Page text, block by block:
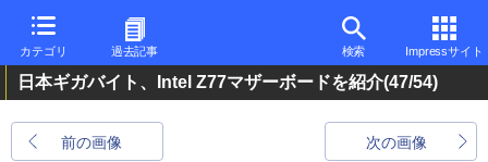
カテゴリ 過去記事 検索 Impressサイト
日本ギガバイト、Intel Z77マザーボードを紹介(47/54)
前の画像 次の画像